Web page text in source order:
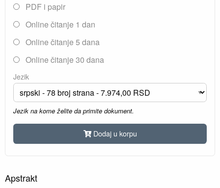
PDF i papir
Online čitanje 1 dan
Online čitanje 5 dana
Online čitanje 30 dana
Jezik
Jezik na kome želite da primite dokument.
Dodaj u korpu
Apstrakt